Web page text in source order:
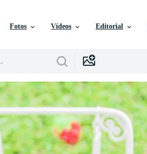
Fotos Vídeos Editorial